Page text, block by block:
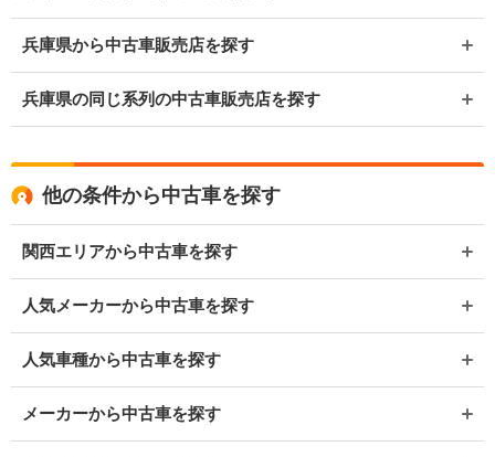
兵庫県から中古車販売店を探す
兵庫県の同じ系列の中古車販売店を探す
他の条件から中古車を探す
関西エリアから中古車を探す
人気メーカーから中古車を探す
人気車種から中古車を探す
メーカーから中古車を探す